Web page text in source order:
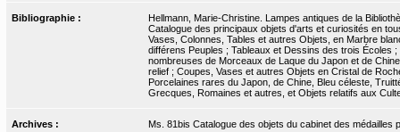
Bibliographie :
Hellmann, Marie-Christine. Lampes antiques de la
Catalogue des principaux objets d'arts et curiosités en
Vases, Colonnes, Tables et autres Objets, en Marbre
différens Peuples ; Tableaux et Dessins des trois Écoles
nombreuses de Morceaux de Laque du Japon et de
relief ; Coupes, Vases et autres Objets en Cristal de
Porcelaines rares du Japon, de Chine, Bleu céleste,
Grecques, Romaines et autres, et Objets relatifs aux
Archives : Ms. 81bis Catalogue des objets du cabinet des médailles